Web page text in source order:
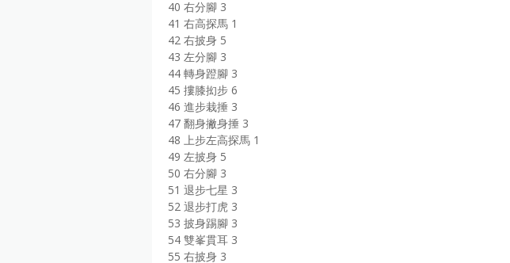
40 右分腳 3
41 右高探馬 1
42 右披身 5
43 左分腳 3
44 轉身蹬腳 3
45 摟膝抝步 6
46 進步栽捶 3
47 翻身撇身捶 3
48 上步左高探馬 1
49 左披身 5
50 右分腳 3
51 退步七星 3
52 退步打虎 3
53 披身踢腳 3
54 雙峯貫耳 3
55 右披身 3